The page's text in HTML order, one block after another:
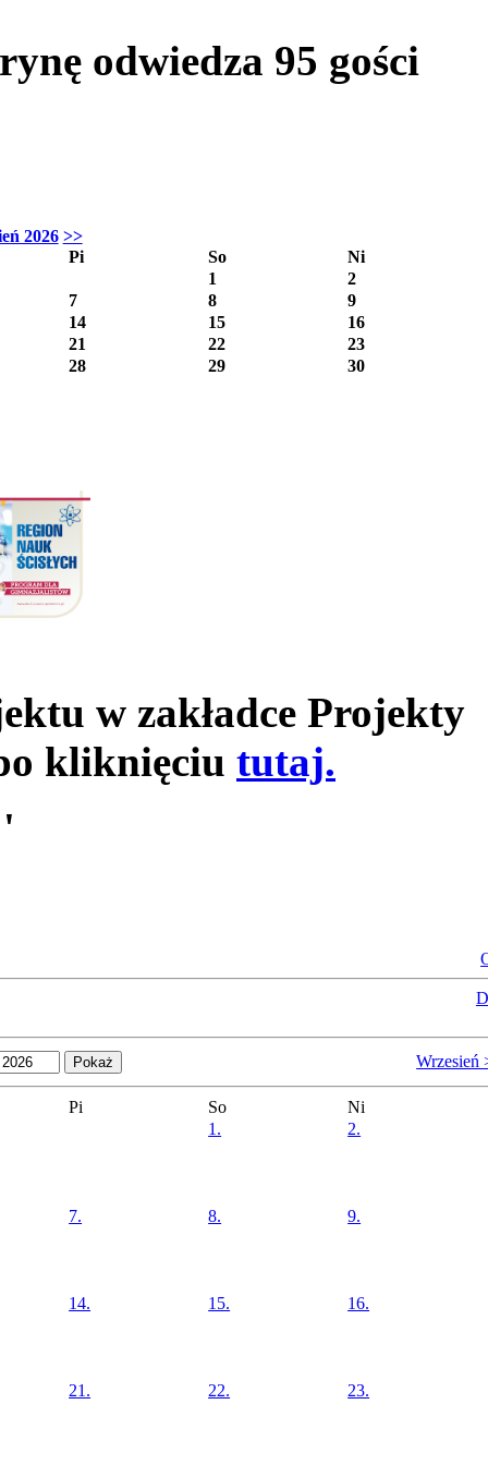
odwiedza 95 gości
2026 >>
Pi
So
Ni
1
2
7
8
9
14
15
16
21
22
23
28
29 30
w zakładce Projekty
kliknięciu tutaj.
'
Wrzesień
Pi So
Ni
1.
2.
7. 8. 9.
14. 15. 16.
21. 22. 23.